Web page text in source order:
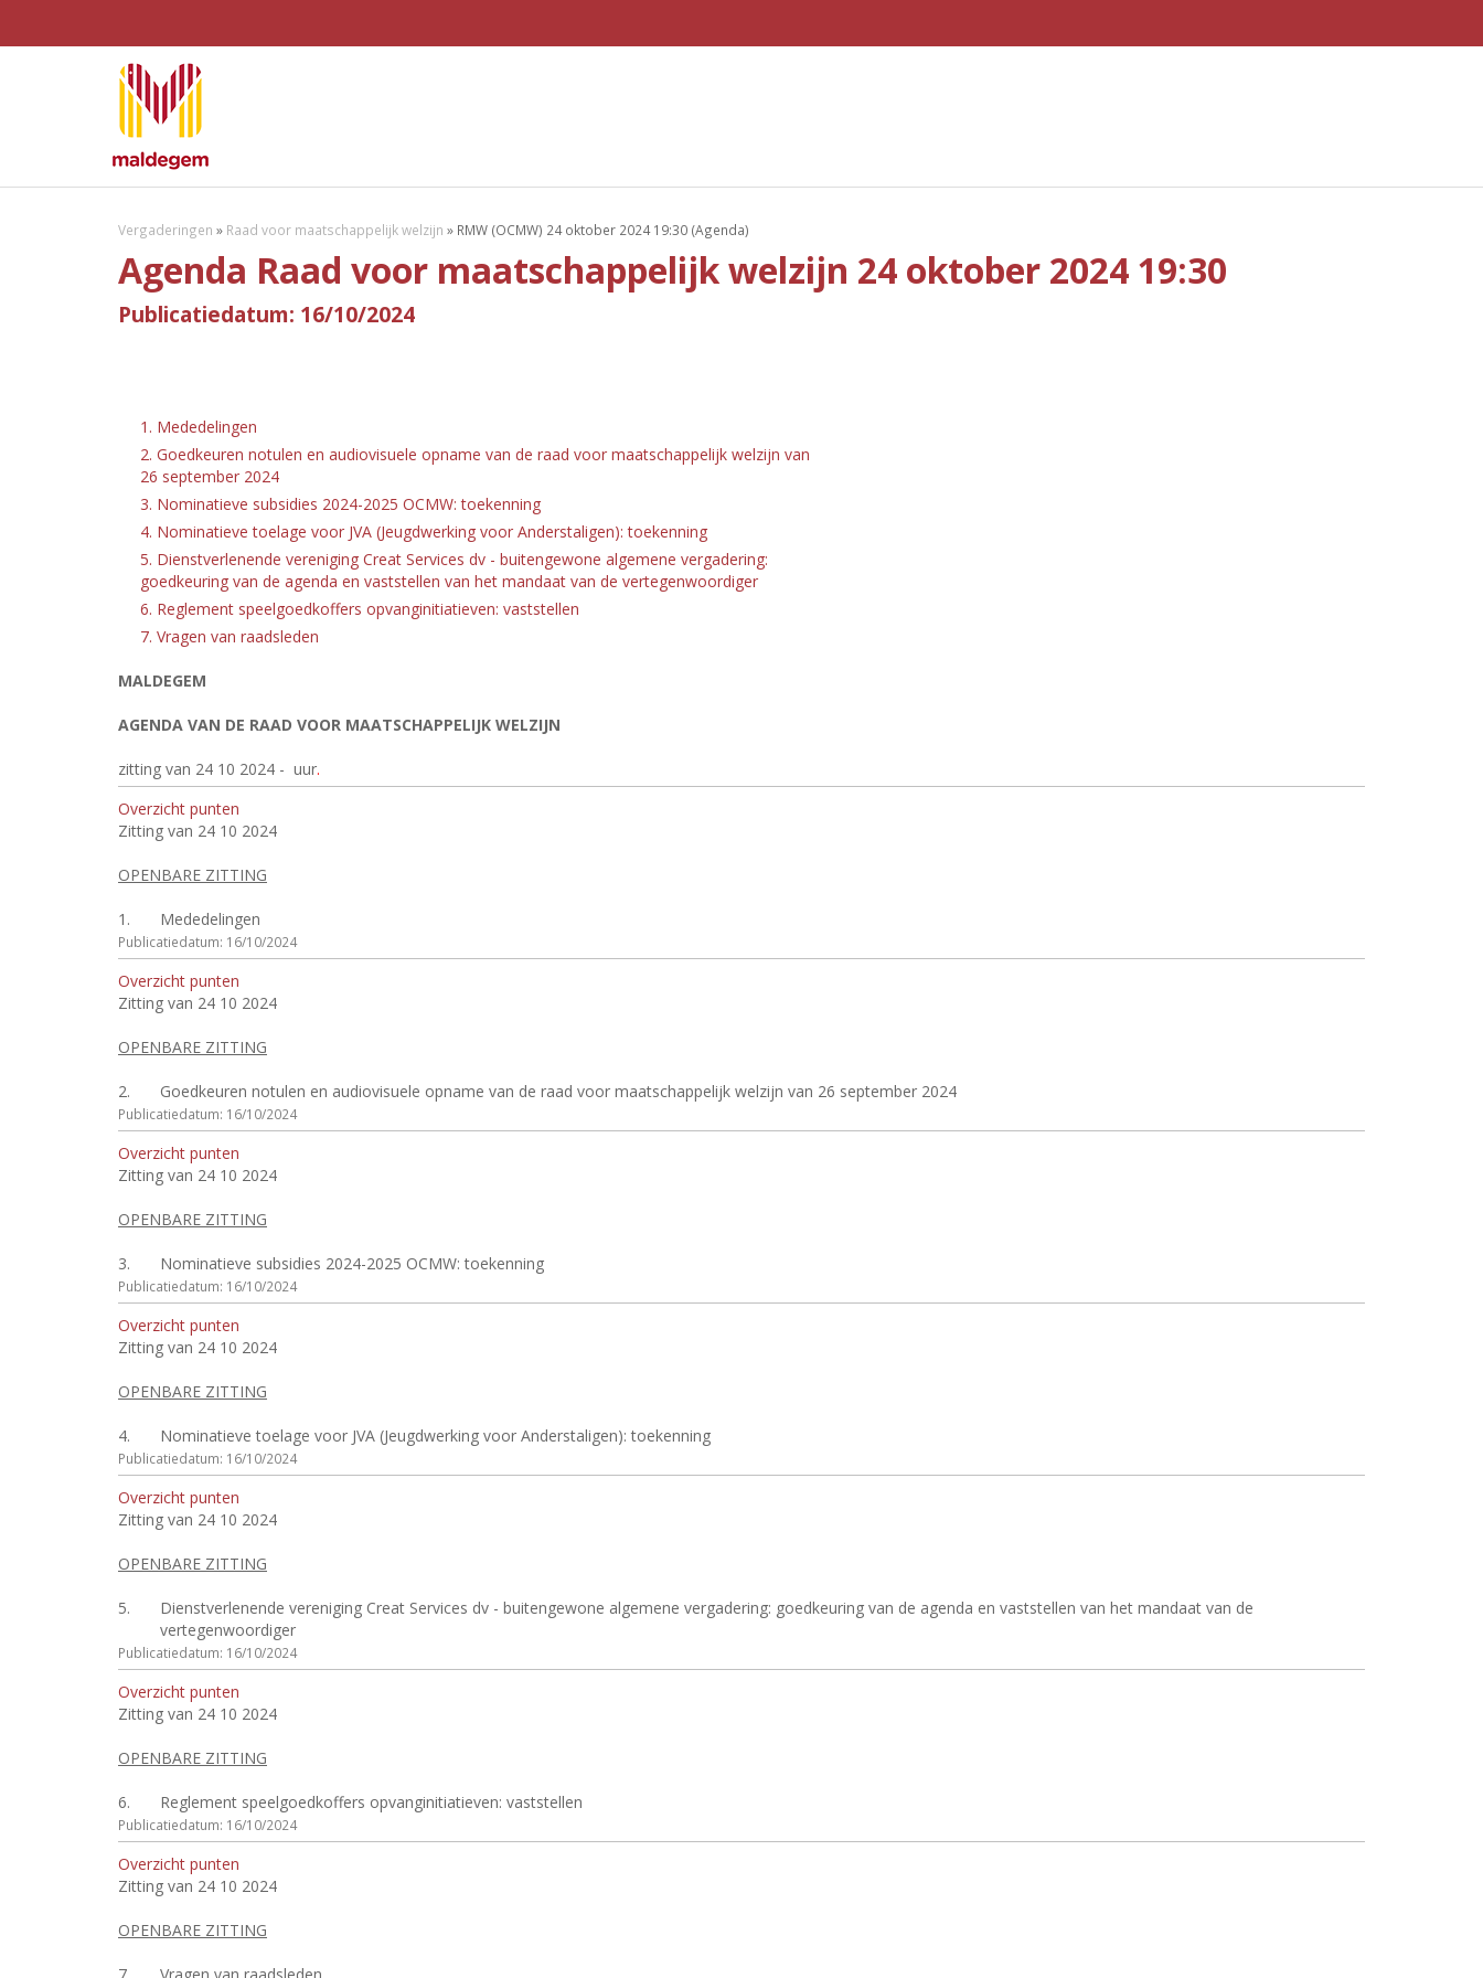
Vergaderingen » Raad voor maatschappelijk welzijn » RMW (OCMW) 24 oktober 2024 19:30 (Agenda)
Agenda Raad voor maatschappelijk welzijn 24 oktober 2024 19:30
Publicatiedatum: 16/10/2024
1. Mededelingen
2. Goedkeuren notulen en audiovisuele opname van de raad voor maatschappelijk welzijn van
26 september 2024
3. Nominatieve subsidies 2024-2025 OCMW: toekenning
4. Nominatieve toelage voor JVA (Jeugdwerking voor Anderstaligen): toekenning
5. Dienstverlenende vereniging Creat Services dv - buitengewone algemene vergadering:
goedkeuring van de agenda en vaststellen van het mandaat van de vertegenwoordiger
6. Reglement speelgoedkoffers opvanginitiatieven: vaststellen
7. Vragen van raadsleden
MALDEGEM
AGENDA VAN DE RAAD VOOR MAATSCHAPPELIJK WELZIJN
zitting van 24 10 2024 - uur.
Overzicht punten
Zitting van 24 10 2024
OPENBARE ZITTING
1. Mededelingen
Publicatiedatum: 16/10/2024
Overzicht punten
Zitting van 24 10 2024
OPENBARE ZITTING
2. Goedkeuren notulen en audiovisuele opname van de raad voor maatschappelijk welzijn van 26 september 2024
Publicatiedatum: 16/10/2024
Overzicht punten
Zitting van 24 10 2024
OPENBARE ZITTING
3. Nominatieve subsidies 2024-2025 OCMW: toekenning
Publicatiedatum: 16/10/2024
Overzicht punten
Zitting van 24 10 2024
OPENBARE ZITTING
4. Nominatieve toelage voor JVA (Jeugdwerking voor Anderstaligen): toekenning
Publicatiedatum: 16/10/2024
Overzicht punten
Zitting van 24 10 2024
OPENBARE ZITTING
5.
Dienstverlenende vereniging Creat Services dv - buitengewone algemene vergadering: goedkeuring van de agenda en vaststellen van het mandaat van de
vertegenwoordiger
Publicatiedatum: 16/10/2024
Overzicht punten
Zitting van 24 10 2024
OPENBARE ZITTING
6. Reglement speelgoedkoffers opvanginitiatieven: vaststellen
Publicatiedatum: 16/10/2024
Overzicht punten
Zitting van 24 10 2024
OPENBARE ZITTING